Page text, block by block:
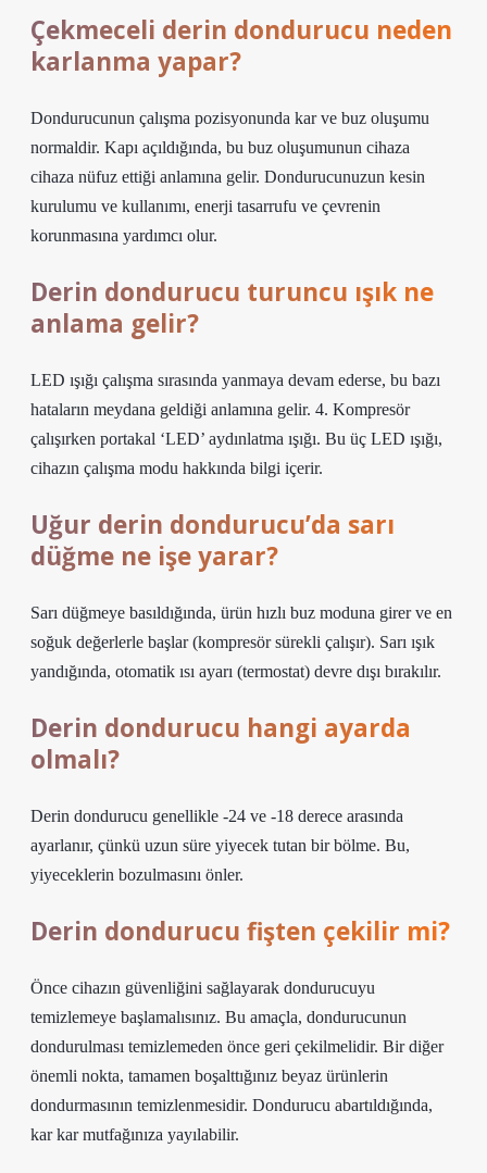
Çekmeceli derin dondurucu neden
karlanma yapar?
Dondurucunun çalışma pozisyonunda kar ve buz oluşumu
normaldir. Kapı açıldığında, bu buz oluşumunun cihaza
cihaza nüfuz ettiği anlamına gelir. Dondurucunuzun kesin
kurulumu ve kullanımı, enerji tasarrufu ve çevrenin
korunmasına yardımcı olur.
Derin dondurucu turuncu ışık ne
anlama gelir?
LED ışığı çalışma sırasında yanmaya devam ederse, bu bazı
hataların meydana geldiği anlamına gelir. 4. Kompresör
çalışırken portakal ‘LED’ aydınlatma ışığı. Bu üç LED ışığı,
cihazın çalışma modu hakkında bilgi içerir.
Uğur derin dondurucu’da sarı
düğme ne işe yarar?
Sarı düğmeye basıldığında, ürün hızlı buz moduna girer ve en
soğuk değerlerle başlar (kompresör sürekli çalışır). Sarı ışık
yandığında, otomatik ısı ayarı (termostat) devre dışı bırakılır.
Derin dondurucu hangi ayarda
olmalı?
Derin dondurucu genellikle -24 ve -18 derece arasında
ayarlanır, çünkü uzun süre yiyecek tutan bir bölme. Bu,
yiyeceklerin bozulmasını önler.
Derin dondurucu fişten çekilir mi?
Önce cihazın güvenliğini sağlayarak dondurucuyu
temizlemeye başlamalısınız. Bu amaçla, dondurucunun
dondurulması temizlemeden önce geri çekilmelidir. Bir diğer
önemli nokta, tamamen boşalttığınız beyaz ürünlerin
dondurmasının temizlenmesidir. Dondurucu abartıldığında,
kar kar mutfağınıza yayılabilir.